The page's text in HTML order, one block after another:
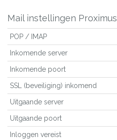
Mail instellingen Proximus
POP / IMAP
Inkomende server
Inkomende poort
SSL (beveiliging) inkomend
Uitgaande server
Uitgaande poort
Inloggen vereist